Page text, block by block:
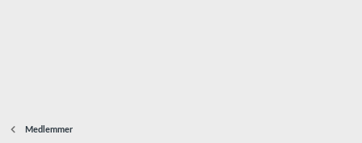
Medlemmer